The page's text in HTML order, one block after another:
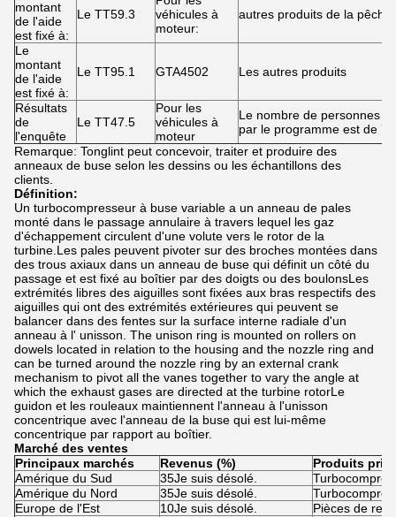
montant
de l'aide
est fixé à:
Le TT59.3
véhicules à
moteur:
autres produits de la pêche
Le
montant
de l'aide
est fixé à:
Le TT95.1 GTA4502 Les autres produits
Résultats
de
l'enquête
Le TT47.5
Pour les
véhicules à
moteur
Le nombre de personnes
par le programme est de
Remarque: Tonglint peut concevoir, traiter et produire des
anneaux de buse selon les dessins ou les échantillons des
clients.
Définition:
Un turbocompresseur à buse variable a un anneau de pales
monté dans le passage annulaire à travers lequel les gaz
d'échappement circulent d'une volute vers le rotor de la
turbine.Les pales peuvent pivoter sur des broches montées dans
des trous axiaux dans un anneau de buse qui définit un côté du
passage et est fixé au boîtier par des doigts ou des boulonsLes
extrémités libres des aiguilles sont fixées aux bras respectifs des
aiguilles qui ont des extrémités extérieures qui peuvent se
balancer dans des fentes sur la surface interne radiale d'un
anneau à l' unisson. The unison ring is mounted on rollers on
dowels located in relation to the housing and the nozzle ring and
can be turned around the nozzle ring by an external crank
mechanism to pivot all the vanes together to vary the angle at
which the exhaust gases are directed at the turbine rotorLe
guidon et les rouleaux maintiennent l'anneau à l'unisson
concentrique avec l'anneau de la buse qui est lui-même
concentrique par rapport au boîtier.
Marché des ventes
Principaux marchés
Revenus (%)
Produits
Amérique du Sud
35Je suis désolé.
Amérique du Nord
35Je suis désolé.
Europe de l'Est
10Je suis désolé.
Pièces de